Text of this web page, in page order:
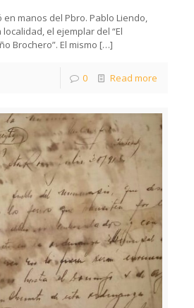
en manos del Pbro. Pablo Liendo,
el ejemplar del “El
Brochero”. El mismo […]
0 Read more